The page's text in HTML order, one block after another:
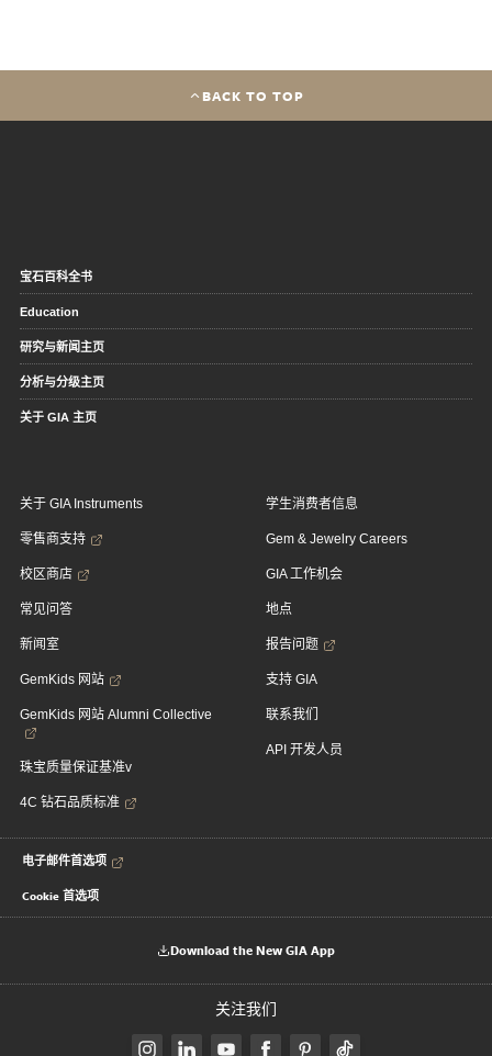
BACK TO TOP
宝石百科全书
Education
研究与新闻主页
分析与分级主页
关于 GIA 主页
关于 GIA Instruments
零售商支持
校区商店
常见问答
新闻室
GemKids 网站
GemKids 网站 Alumni Collective
珠宝质量保证基准v
4C 钻石品质标准
学生消费者信息
Gem & Jewelry Careers
GIA 工作机会
地点
报告问题
支持 GIA
联系我们
API 开发人员
电子邮件首选项
Cookie 首选项
Download the New GIA App
关注我们